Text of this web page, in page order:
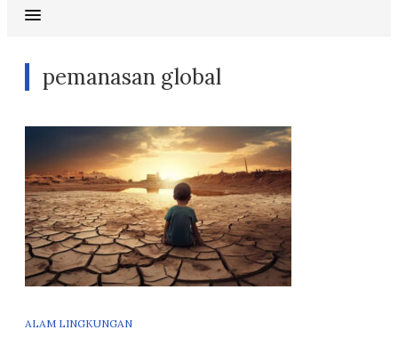
pemanasan global
ALAM LINGKUNGAN